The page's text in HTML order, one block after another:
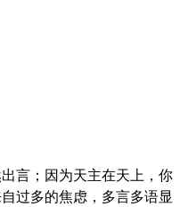
言；因为天主在天上，你
过多的焦虑，多言多语显